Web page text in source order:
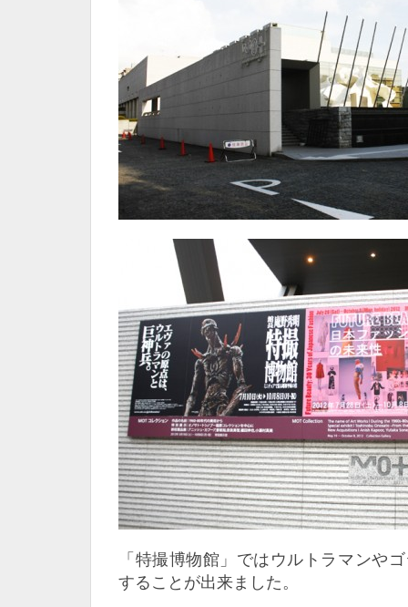
「特撮博物館」ではウルトラマンや
することが出来ました。